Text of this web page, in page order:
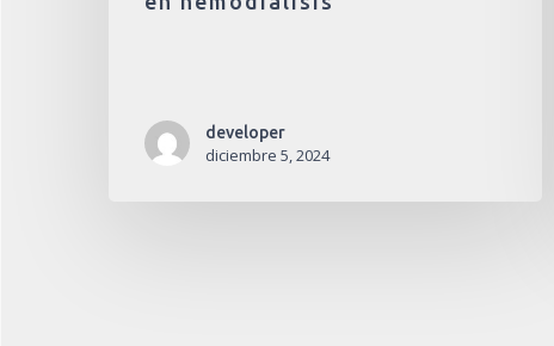
developer
diciembre 5, 2024